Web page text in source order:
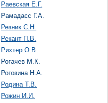
Раевская Е.Г.
Рамадасс Г.А.
Резник С.Н.
Рекант П.В.
Рихтер О.В.
Рогачев М.К.
Рогозина Н.А.
Родина Т.В.
Рожин И.И.